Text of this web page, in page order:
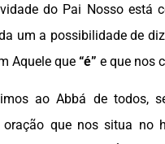
do Pai Nosso está
um a possibilidade de
Aquele que “é” e que nos
ao Abbá de todos,
oração que nos situa no